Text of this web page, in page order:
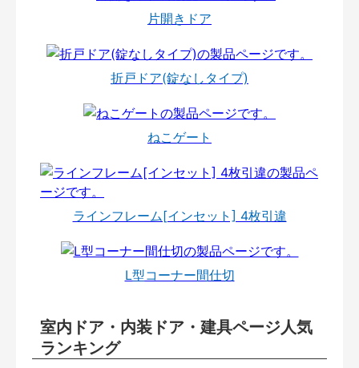
片開きドア
折戸ドア(錠なしタイプ)
ねこゲート
ラインフレーム[インセット] 4枚引違
L型コーナー間仕切
室内ドア・内装ドア・建具ページ人気
ランキング